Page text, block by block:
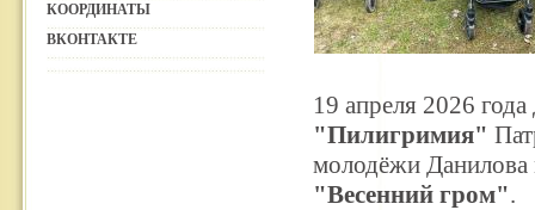
КООРДИНАТЫ
ВКОНТАКТЕ
19 апреля 2026
"Пилигримия"
молодёжи Данилова
"Весенний гром".